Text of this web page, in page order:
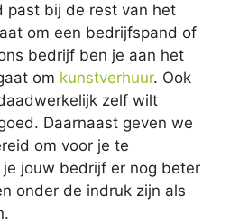
past bij de rest van het
om een bedrijfspand of
bedrijf ben je aan het
om kunstverhuur. Ook
zelf wilt
Daarnaast geven we
om voor je te
jouw bedrijf er nog beter
onder de indruk zijn als